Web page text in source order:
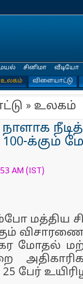
உலகம் விளையாட்டு
சினிமா வீடியோ
» உலகம்
க்கும்
AM (IST)
மத்திய
விசாரணை
மோதல்
பேர்